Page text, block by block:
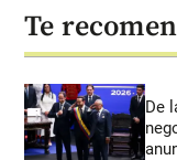
Te
De